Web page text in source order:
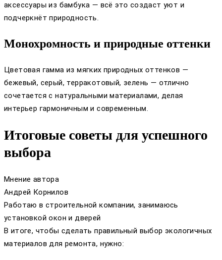
аксессуары из бамбука — всё это создаст уют и
подчеркнёт природность.
Монохромность и природные оттенки
Цветовая гамма из мягких природных оттенков —
бежевый, серый, терракотовый, зелень — отлично
сочетается с натуральными материалами, делая
интерьер гармоничным и современным.
Итоговые советы для успешного
выбора
Мнение автора
Андрей Корнилов
Работаю в строительной компании, занимаюсь
установкой окон и дверей
В итоге, чтобы сделать правильный выбор экологичных
материалов для ремонта, нужно: